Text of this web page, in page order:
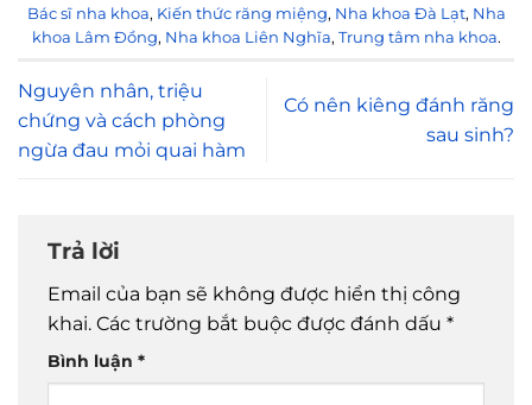
Bác sĩ nha khoa, Kiến thức răng miệng, Nha khoa Đà Lạt, Nha
khoa Lâm Đồng, Nha khoa Liên Nghĩa, Trung tâm nha khoa.
Nguyên nhân, triệu
chứng và cách phòng
ngừa đau mỏi quai hàm
Có nên kiêng đánh răng
sau sinh?
Trả lời
Email của bạn sẽ không được hiển thị công
khai. Các trường bắt buộc được đánh dấu *
Bình luận *